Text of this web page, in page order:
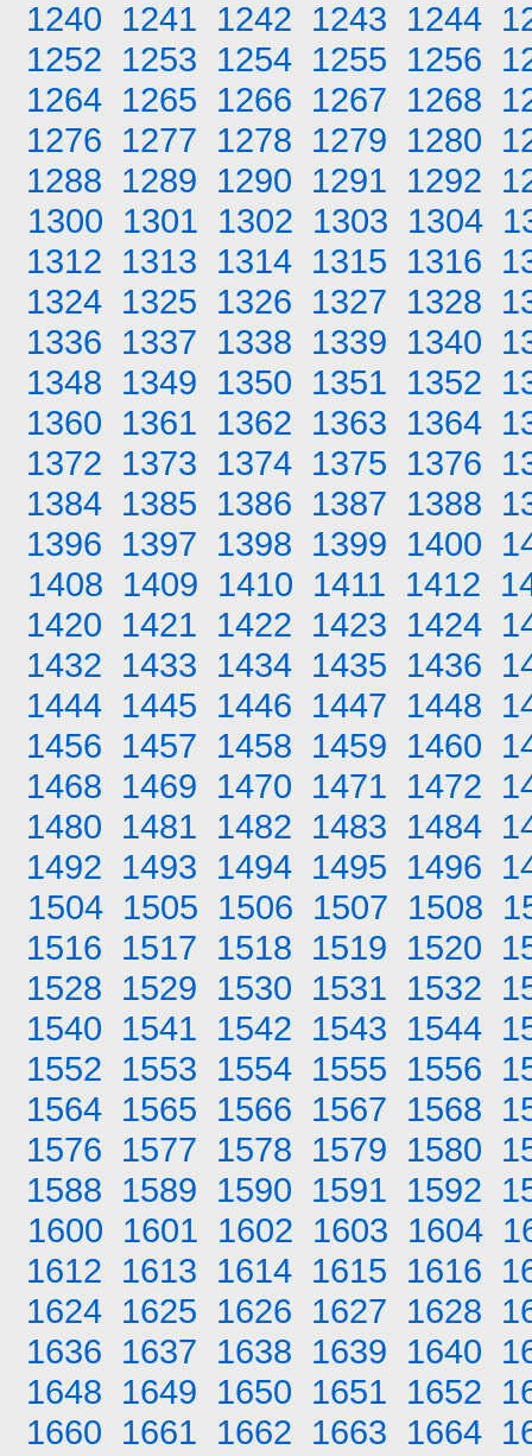
1240 1241 1242 1243 1244
1252 1253 1254 1255 1256
1264 1265 1266 1267 1268
1276 1277 1278 1279 1280
1288 1289 1290 1291 1292
1300 1301 1302 1303 1304
1312 1313 1314 1315 1316
1324 1325 1326 1327 1328
1336 1337 1338 1339 1340
1348 1349 1350 1351 1352
1360 1361 1362 1363 1364
1372 1373 1374 1375 1376
1384 1385 1386 1387 1388
1396 1397 1398 1399 1400
1408 1409 1410 1411 1412
1420 1421 1422 1423 1424
1432 1433 1434 1435 1436
1444 1445 1446 1447 1448
1456 1457 1458 1459 1460
1468 1469 1470 1471 1472
1480 1481 1482 1483 1484
1492 1493 1494 1495 1496
1504 1505 1506 1507 1508
1516 1517 1518 1519 1520
1528 1529 1530 1531 1532
1540 1541 1542 1543 1544
1552 1553 1554 1555 1556
1564 1565 1566 1567 1568
1576 1577 1578 1579 1580
1588 1589 1590 1591 1592
1600 1601 1602 1603 1604
1612 1613 1614 1615 1616
1624 1625 1626 1627 1628
1636 1637 1638 1639 1640
1648 1649 1650 1651 1652
1660 1661 1662 1663 1664